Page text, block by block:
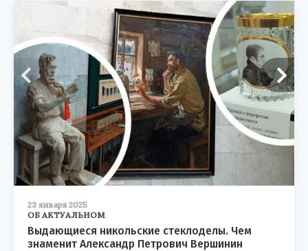
23 января 2025
ОБ АКТУАЛЬНОМ
Выдающиеся никольские стеклоделы. Чем
знаменит Александр Петрович Вершинин